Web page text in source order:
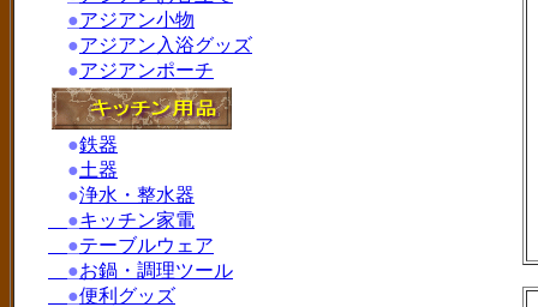
●アジアン小物
●アジアン入浴グッズ
●アジアンポーチ
●鉄器
●土器
●浄水・整水器
●キッチン家電
●テーブルウェア
●お鍋・調理ツール
●便利グッズ